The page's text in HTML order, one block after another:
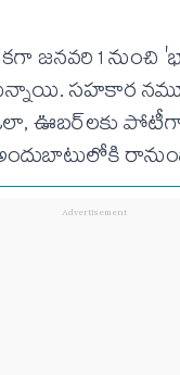
జనవరి 1 నుంచి
సహకార
ఊబర్‌లకు